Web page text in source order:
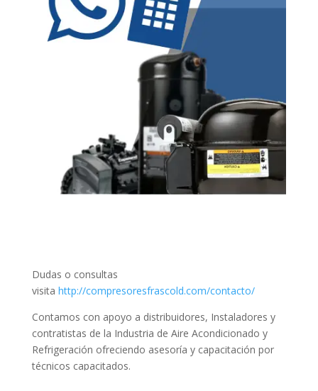
Dudas o consultas
visita http://compresoresfrascold.com/contacto/
Contamos con apoyo a distribuidores, Instaladores y
contratistas de la Industria de Aire Acondicionado y
Refrigeración ofreciendo asesoría y capacitación por
técnicos capacitados.